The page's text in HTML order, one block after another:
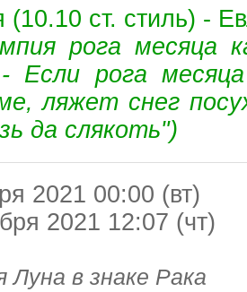
(10.10 ст. стиль) -
рога месяца
Если рога
ляжет снег
да слякоть")
2021 00:00 (вт)
2021 12:07 (чт)
в знаке Рака